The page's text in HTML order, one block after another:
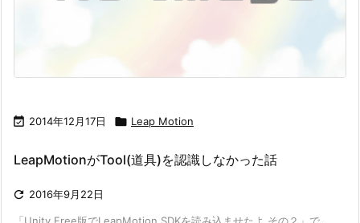
 2014年12月17日  Leap Motion
LeapMotionがTool(道具)を認識しなかった話
 2016年9月22日
「Unity Free版でLeapMotion SDKを読み込ませたよ その２」で、